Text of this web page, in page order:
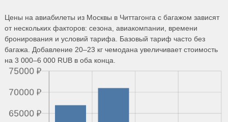
Цены на авиабилеты из Москвы в Читтагонга с багажом зависят
от нескольких факторов: сезона, авиакомпании, времени
бронирования и условий тарифа. Базовый тариф часто без
багажа. Добавление 20–23 кг чемодана увеличивает стоимость
на 3 000–6 000 RUB в оба конца.